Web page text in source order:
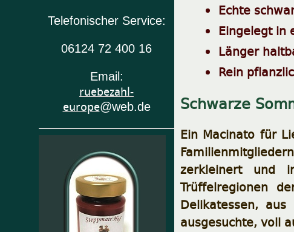
Telefonischer Service:
06124 72 400 16
Email:
ruebezahl-
europe@web.de
Echte
Eingelegt in
Länger
Rein
Schwarze
Ein Macinato für
zerkleinert und
Trüffelregionen
Delikatessen,
ausgesuchte, voll